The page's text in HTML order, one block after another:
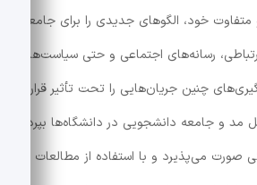
و متفاوت خود، الگوهای جدیدی را برای جامعه
رسانه‌های اجتماعی و حتی سیاست‌های
چنین جریان‌هایی را تحت تأثیر قرار
مد و جامعه دانشجویی در دانشگاه‌ها
صورت می‌پذیرد و با استفاده از مطالعات